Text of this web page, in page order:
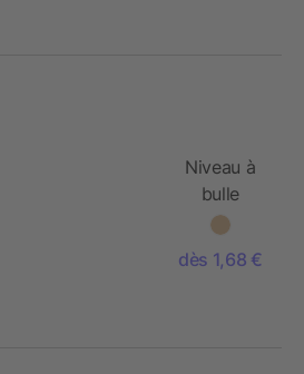
Niveau à
bulle
décapsuleur
en bambou
dès 1,68 €